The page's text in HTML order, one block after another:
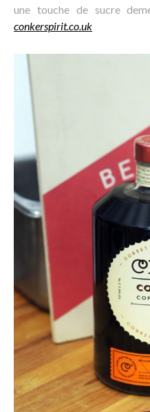
une touche de sucre
conkerspirit.co.uk